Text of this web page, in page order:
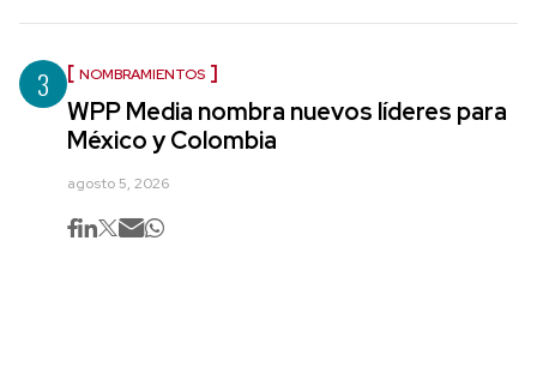
3 NOMBRAMIENTOS
WPP Media nombra nuevos líderes para
México y Colombia
agosto 5, 2026